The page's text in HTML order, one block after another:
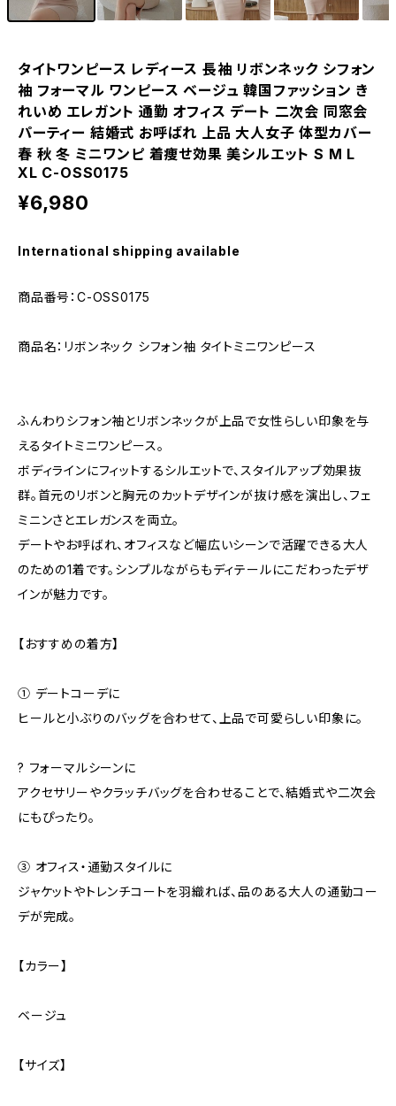
タイトワンピース レディース 長袖 リボンネック シフォン
袖 フォーマル ワンピース ベージュ 韓国ファッション き
れいめ エレガント 通勤 オフィス デート 二次会 同窓会
パーティー 結婚式 お呼ばれ 上品 大人女子 体型カバー
春 秋 冬 ミニワンピ 着痩せ効果 美シルエット S M L
XL C-OSS0175
¥6,980
International shipping available
商品番号：C-OSS0175
商品名：リボンネック シフォン袖 タイトミニワンピース
ふんわりシフォン袖とリボンネックが上品で女性らしい印象を与
えるタイトミニワンピース。
ボディラインにフィットするシルエットで、スタイルアップ効果抜
群。首元のリボンと胸元のカットデザインが抜け感を演出し、フェ
ミニンさとエレガンスを両立。
デートやお呼ばれ、オフィスなど幅広いシーンで活躍できる大人
のための1着です。シンプルながらもディテールにこだわったデザ
インが魅力です。
【おすすめの着方】
① デートコーデに
ヒールと小ぶりのバッグを合わせて、上品で可愛らしい印象に。
? フォーマルシーンに
アクセサリーやクラッチバッグを合わせることで、結婚式や二次会
にもぴったり。
③ オフィス・通勤スタイルに
ジャケットやトレンチコートを羽織れば、品のある大人の通勤コー
デが完成。
【カラー】
ベージュ
【サイズ】